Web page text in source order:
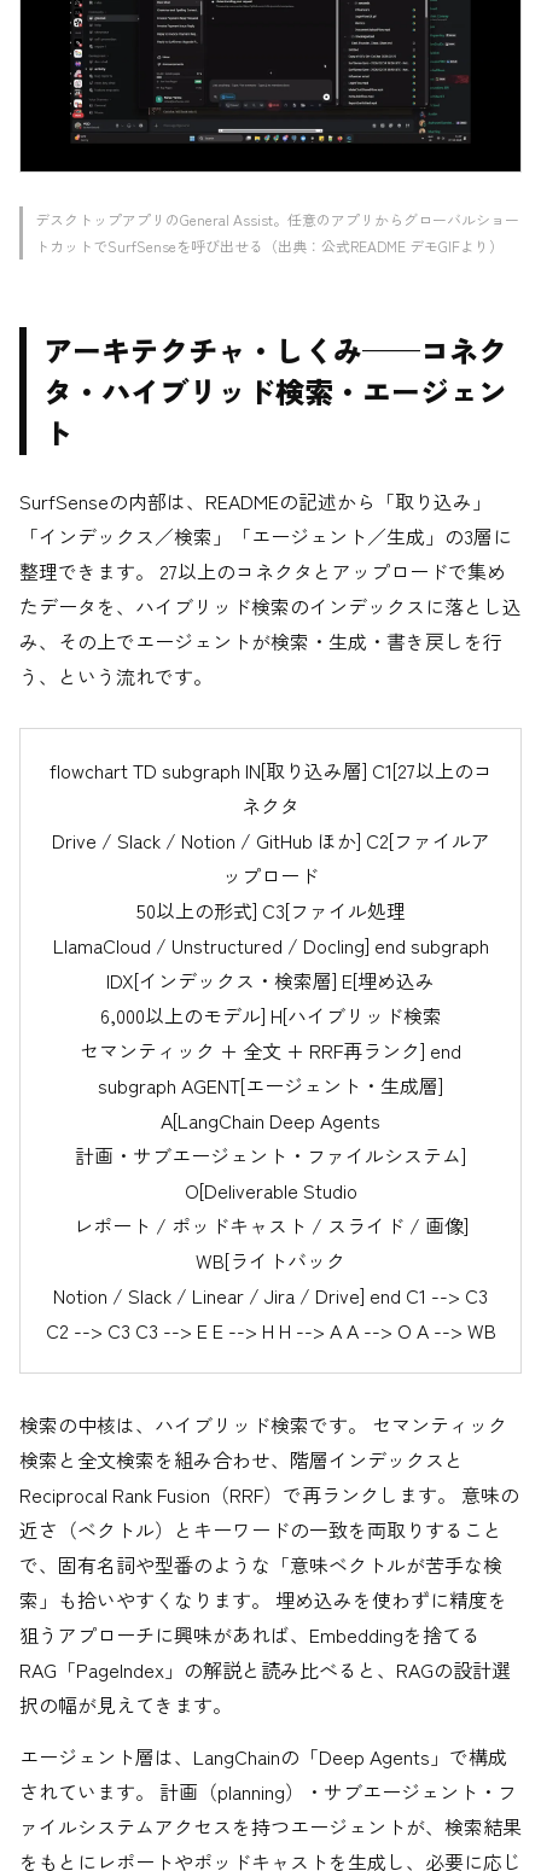
デスクトップアプリのGeneral Assist。任意のアプリからグローバルショー
トカットでSurfSenseを呼び出せる（出典：公式README デモGIFより）
アーキテクチャ・しくみ——コネク
タ・ハイブリッド検索・エージェン
ト
SurfSenseの内部は、READMEの記述から「取り込み」
「インデックス／検索」「エージェント／生成」の3層に
整理できます。 27以上のコネクタとアップロードで集め
たデータを、ハイブリッド検索のインデックスに落とし込
み、その上でエージェントが検索・生成・書き戻しを行
う、という流れです。
flowchart TD subgraph IN[取り込み層] C1[27以上のコ
ネクタ
Drive / Slack / Notion / GitHub ほか] C2[ファイルア
ップロード
50以上の形式] C3[ファイル処理
LlamaCloud / Unstructured / Docling] end subgraph
IDX[インデックス・検索層] E[埋め込み
6,000以上のモデル] H[ハイブリッド検索
セマンティック + 全文 + RRF再ランク] end
subgraph AGENT[エージェント・生成層]
A[LangChain Deep Agents
計画・サブエージェント・ファイルシステム]
O[Deliverable Studio
レポート / ポッドキャスト / スライド / 画像]
WB[ライトバック
Notion / Slack / Linear / Jira / Drive] end C1 --> C3
C2 --> C3 C3 --> E E --> H H --> A A --> O A --> WB
検索の中核は、ハイブリッド検索です。 セマンティック
検索と全文検索を組み合わせ、階層インデックスと
Reciprocal Rank Fusion（RRF）で再ランクします。 意味の
近さ（ベクトル）とキーワードの一致を両取りすること
で、固有名詞や型番のような「意味ベクトルが苦手な検
索」も拾いやすくなります。 埋め込みを使わずに精度を
狙うアプローチに興味があれば、Embeddingを捨てる
RAG「PageIndex」の解説と読み比べると、RAGの設計選
択の幅が見えてきます。
エージェント層は、LangChainの「Deep Agents」で構成
されています。 計画（planning）・サブエージェント・フ
ァイルシステムアクセスを持つエージェントが、検索結果
をもとにレポートやポッドキャストを生成し、必要に応じ